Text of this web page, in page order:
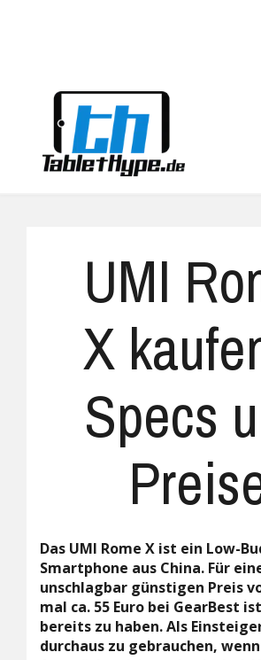
UMI
X
Specs
Das UMI Rome X ist ein Low-
Smartphone aus China. Für
unschlagbar günstigen Preis
mal ca. 55 Euro bei GearBest
bereits zu haben. Als
durchaus zu gebrauchen,